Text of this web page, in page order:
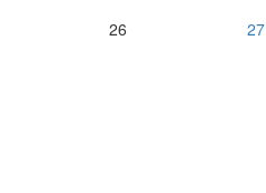
26 27